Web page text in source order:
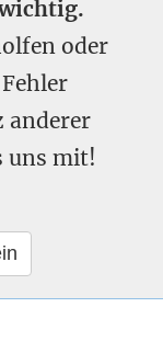
oder
anderer
uns mit!